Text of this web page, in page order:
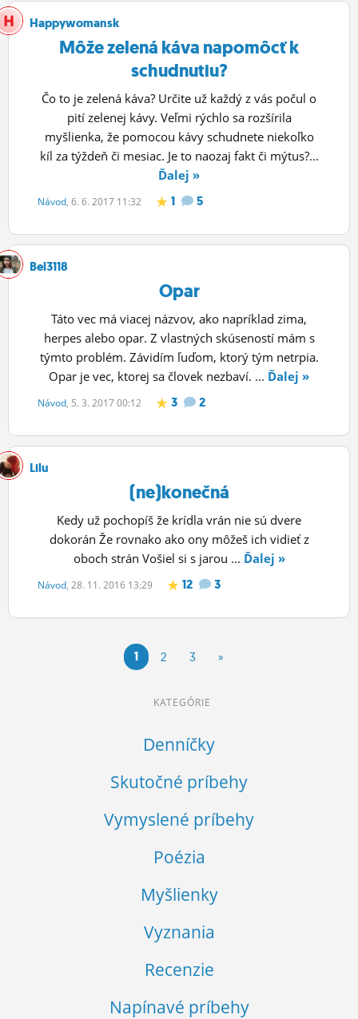
Happywomansk
Môže zelená káva napomôcť k
schudnutiu?
Čo to je zelená káva? Určite už každý z vás počul o
pití zelenej kávy. Veľmi rýchlo sa rozšírila
myšlienka, že pomocou kávy schudnete niekoľko
kíl za týždeň či mesiac. Je to naozaj fakt či mýtus?...
Ďalej »
Návod, 6. 6. 2017 11:32 1 5
Bel3118
Opar
Táto vec má viacej názvov, ako napríklad zima,
herpes alebo opar. Z vlastných skúseností mám s
týmto problém. Závidím ľuďom, ktorý tým netrpia.
Opar je vec, ktorej sa človek nezbaví. ... Ďalej »
Návod, 5. 3. 2017 00:12 3 2
Lilu
(ne)konečná
Kedy už pochopíš že krídla vrán nie sú dvere
dokorán Že rovnako ako ony môžeš ich vidieť z
oboch strán Vošiel si s jarou ... Ďalej »
Návod, 28. 11. 2016 13:29 12 3
1 2 3 »
KATEGÓRIE
Denníčky
Skutočné príbehy
Vymyslené príbehy
Poézia
Myšlienky
Vyznania
Recenzie
Napínavé príbehy